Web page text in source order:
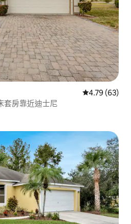
從 63 則評價
4.79 (63)
套房靠近迪士尼